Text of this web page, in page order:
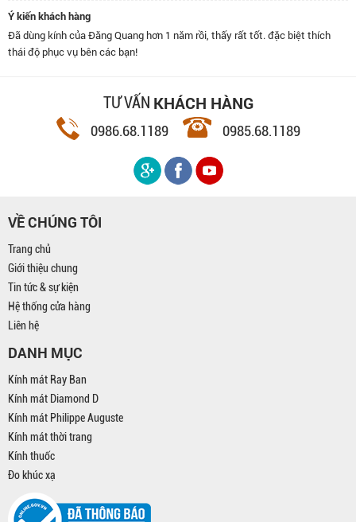
Ý kiến khách hàng
Đã dùng kính của Đăng Quang hơn 1 năm rồi, thấy rất tốt. đặc biệt thích
thái độ phục vụ bên các bạn!
TƯ VẤN KHÁCH HÀNG
0986.68.1189 0985.68.1189
VỀ CHÚNG TÔI
Trang chủ
Giới thiệu chung
Tin tức & sự kiện
Hệ thống cửa hàng
Liên hệ
DANH MỤC
Kính mát Ray Ban
Kính mát Diamond D
Kính mát Philippe Auguste
Kính mát thời trang
Kính thuốc
Đo khúc xạ